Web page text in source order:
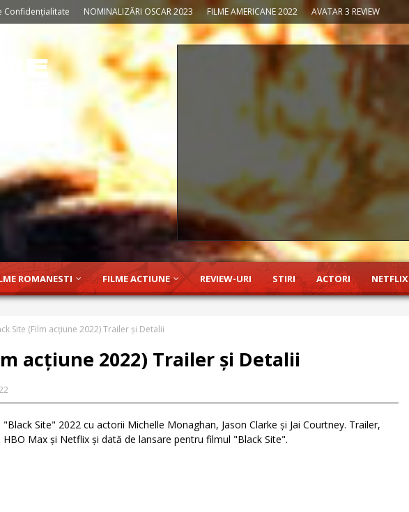
Confidențialitate NOMINALIZĂRI OSCAR 2023 FILME AMERICANE 2022 AVATAR 3 REVIEW
ROMANESTI FILME ACTIUNE REVIEW-URI STIRI ACTORI NETFLIX
Site (Film acțiune 2022) Trailer și Detalii
acțiune 2022) Trailer și Detalii
Site" 2022 cu actorii Michelle Monaghan, Jason Clarke și Jai Courtney. Trailer,
Max și Netflix și dată de lansare pentru filmul "Black Site".